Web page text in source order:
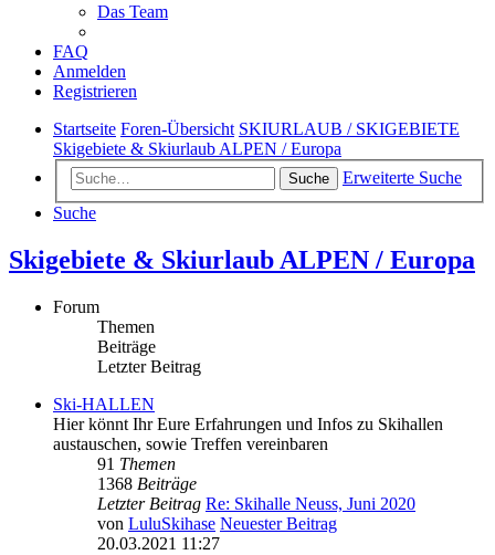
Das Team
FAQ
Anmelden
Registrieren
Startseite Foren-Übersicht SKIURLAUB / SKIGEBIETE
Skigebiete & Skiurlaub ALPEN / Europa
Suche
Erweiterte Suche
Suche
Skigebiete & Skiurlaub ALPEN / Europa
Forum
Themen
Beiträge
Letzter Beitrag
Ski-HALLEN
Hier könnt Ihr Eure Erfahrungen und Infos zu Skihallen
austauschen, sowie Treffen vereinbaren
91 Themen
1368 Beiträge
Letzter Beitrag Re: Skihalle Neuss, Juni 2020
von LuluSkihase Neuester Beitrag
20.03.2021 11:27